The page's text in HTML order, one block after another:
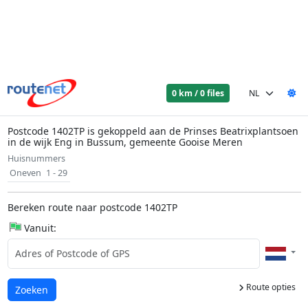
0 km / 0 files
Postcode 1402TP is gekoppeld aan de Prinses Beatrixplantsoen
in de wijk Eng in Bussum, gemeente Gooise Meren
Huisnummers
Oneven 1 - 29
Bereken route naar postcode 1402TP
Vanuit:
Route opties
Laden...
Zoeken